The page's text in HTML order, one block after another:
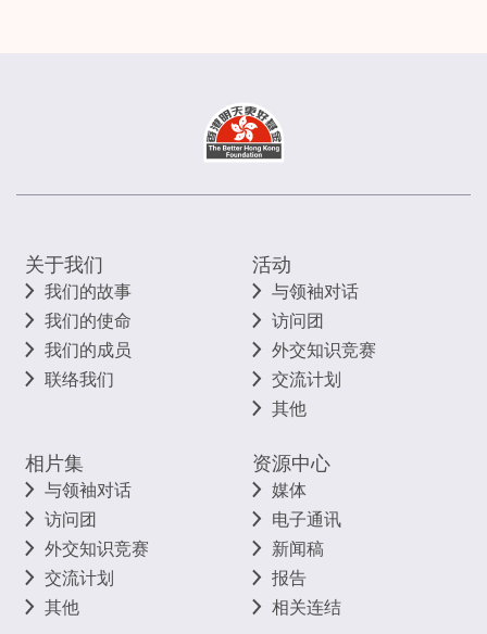
关于我们
我们的故事
我们的使命
我们的成员
联络我们
活动
与领袖对话
访问团
外交知识竞赛
交流计划
其他
相片集
与领袖对话
访问团
外交知识竞赛
交流计划
其他
资源中心
媒体
电子通讯
新闻稿
报告
相关连结